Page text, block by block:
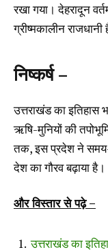
रखा गया। देहरादून
ग्रीष्मकालीन राजधानी
निष्कर्ष –
उत्तराखंड का इतिहास
ऋषि-मुनियों की
तक, इस प्रदेश ने
देश का गौरव बढ़ाया है।
और विस्तार से पढ़े –
उत्तराखंड का